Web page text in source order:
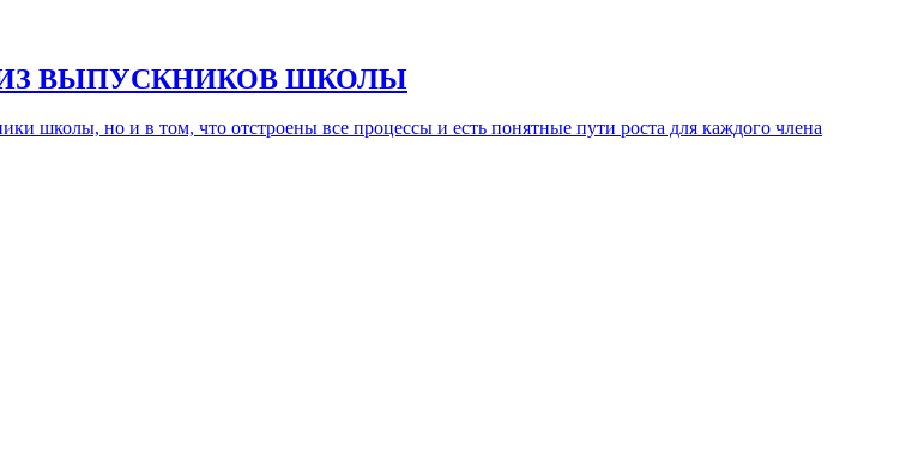
ИЗ ВЫПУСКНИКОВ ШКОЛЫ
школы, но и в том, что отстроены все процессы и есть понятные пути роста для каждого члена